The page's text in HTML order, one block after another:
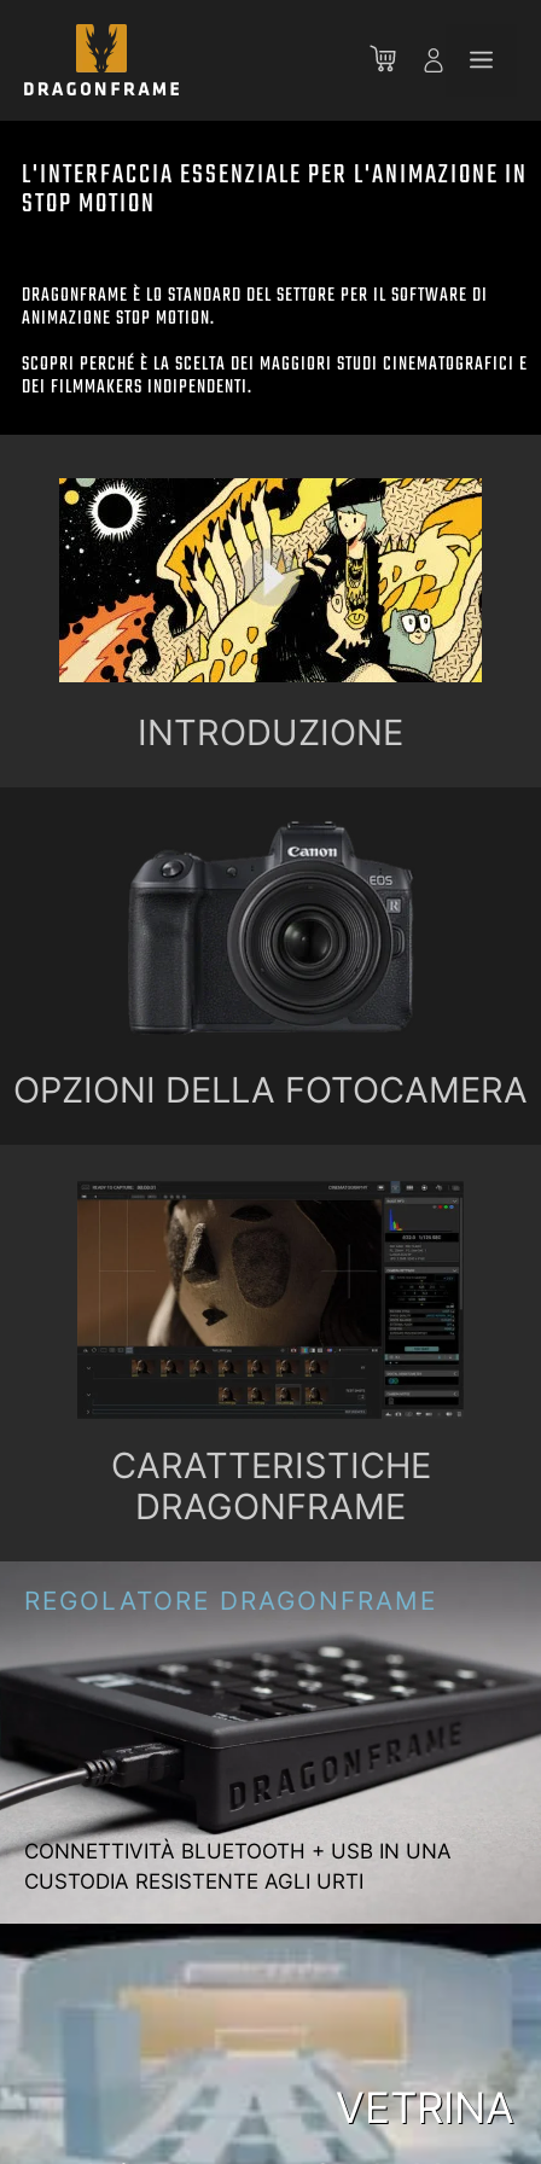
contenuto
L'INTERFACCIA ESSENZIALE PER L'ANIMAZIONE IN
STOP MOTION
DRAGONFRAME È LO STANDARD DEL SETTORE PER IL SOFTWARE DI
ANIMAZIONE STOP MOTION.
SCOPRI PERCHÉ È LA SCELTA DEI MAGGIORI STUDI CINEMATOGRAFICI E
DEI FILMMAKERS INDIPENDENTI.
INTRODUZIONE
OPZIONI DELLA FOTOCAMERA
CARATTERISTICHE
DRAGONFRAME
REGOLATORE DRAGONFRAME
CONNETTIVITÀ BLUETOOTH + USB IN UNA
CUSTODIA RESISTENTE AGLI URTI
VETRINA